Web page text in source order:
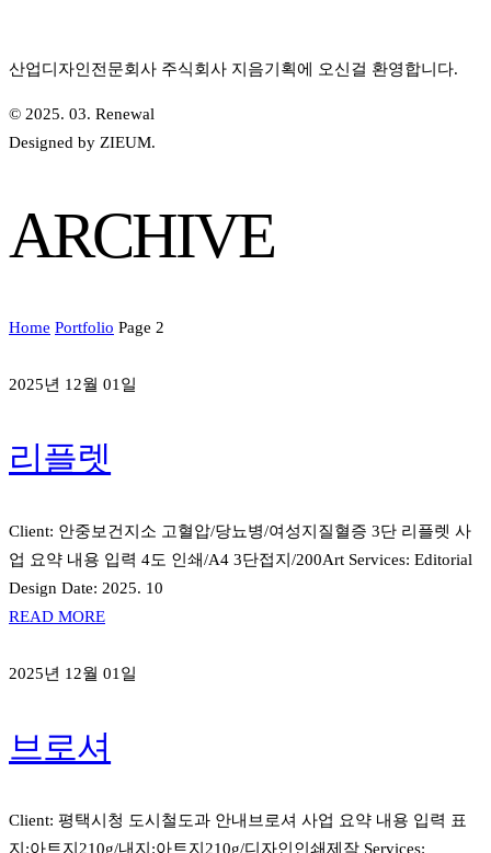
산업디자인전문회사 주식회사 지음기획에 오신걸 환영합니다.
© 2025. 03. Renewal
Designed by ZIEUM.
ARCHIVE
Home Portfolio Page 2
2025년 12월 01일
리플렛
Client: 안중보건지소 고혈압/당뇨병/여성지질혈증 3단 리플렛 사
업 요약 내용 입력 4도 인쇄/A4 3단접지/200Art Services: Editorial
Design Date: 2025. 10
READ MORE
2025년 12월 01일
브로셔
Client: 평택시청 도시철도과 안내브로셔 사업 요약 내용 입력 표
지:아트지210g/내지:아트지210g/디자인인쇄제작 Services: